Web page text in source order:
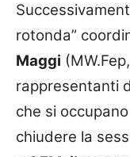
rotonda”
Maggi
rappresentanti
che si
chiudere la